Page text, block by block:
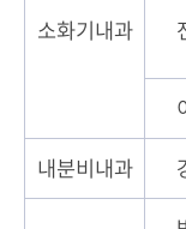
소화기내과
내분비내과